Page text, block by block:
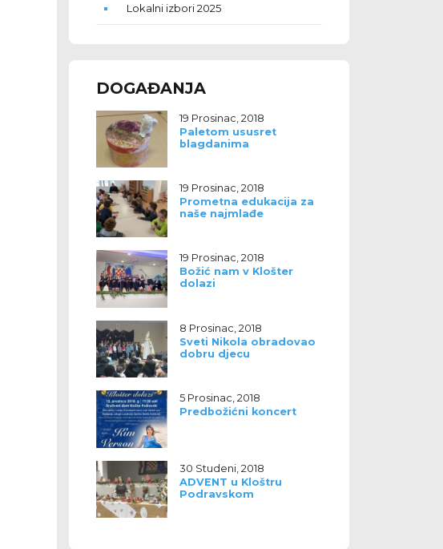
Lokalni izbori 2025
DOGAĐANJA
19 Prosinac, 2018
Paletom ususret
blagdanima
19 Prosinac, 2018
Prometna edukacija za
naše najmlađe
19 Prosinac, 2018
Božić nam v Klošter
dolazi
8 Prosinac, 2018
Sveti Nikola obradovao
dobru djecu
5 Prosinac, 2018
Predbožićni koncert
30 Studeni, 2018
ADVENT u Kloštru
Podravskom